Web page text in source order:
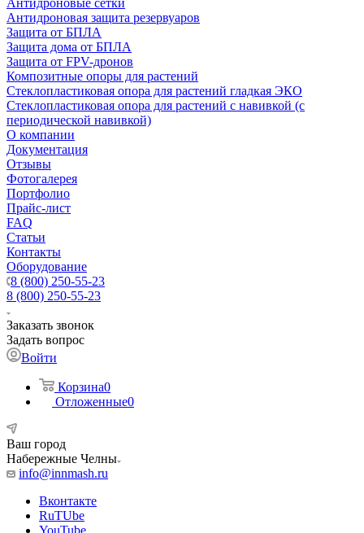
Антидроновые сетки
Антидроновая защита резервуаров
Защита от БПЛА
Защита дома от БПЛА
Защита от FPV-дронов
Композитные опоры для растений
Стеклопластиковая опора для растений гладкая ЭКО
Стеклопластиковая опора для растений с навивкой (с
периодической навивкой)
О компании
Документация
Отзывы
Фотогалерея
Портфолио
Прайс-лист
FAQ
Статьи
Контакты
Оборудование
8 (800) 250-55-23
8 (800) 250-55-23
Заказать звонок
Задать вопрос
Войти
Корзина0
Отложенные0
Ваш город
Набережные Челны
info@innmash.ru
Вконтакте
RuTUbe
YouTube